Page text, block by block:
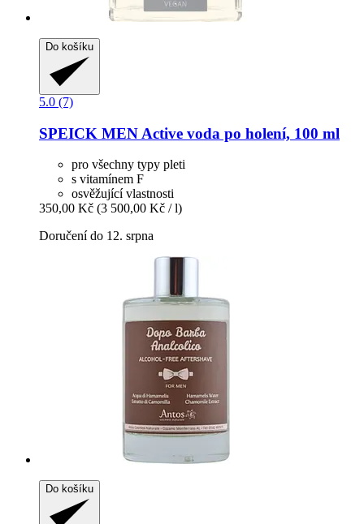
Do košíku
5.0 (7)
SPEICK MEN Active voda po holení, 100 ml
pro všechny typy pleti
s vitamínem F
osvěžující vlastnosti
350,00 Kč (3 500,00 Kč / l)
Doručení do 12. srpna
Do košíku